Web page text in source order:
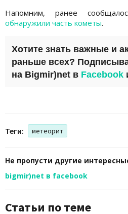
Напомним, ранее
обнаружили часть кометы.
Хотите знать важные и
раньше всех?
на Bigmir)net в Facebook
Теги: метеорит
Не пропусти другие
bigmir)net в facebook
Статьи по теме